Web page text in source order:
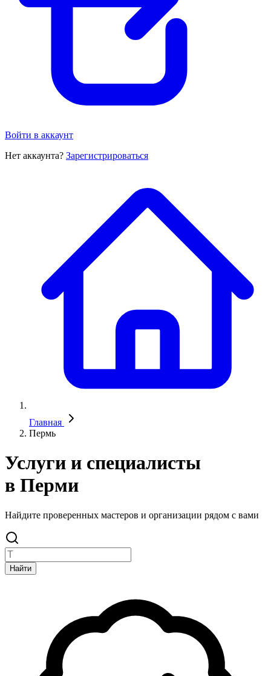
Войти в аккаунт
Нет аккаунта? Зарегистрироваться
Главная
Пермь
Услуги и специалисты
в Перми
Найдите проверенных мастеров и организации рядом с вами
Найти